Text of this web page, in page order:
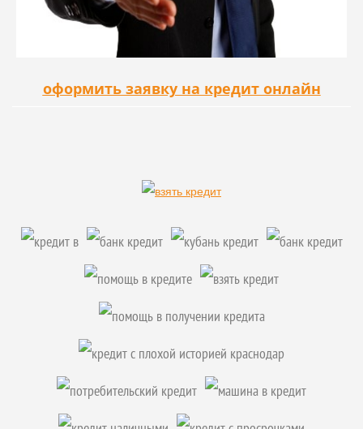
оформить заявку на кредит онлайн